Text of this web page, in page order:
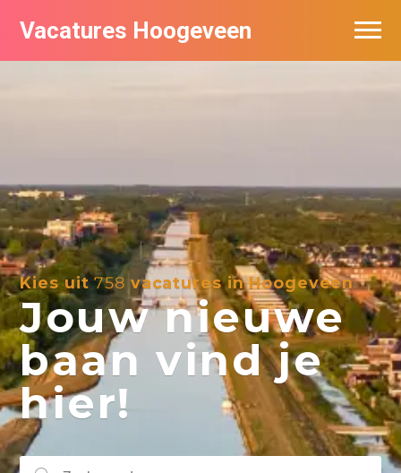
Vacatures Hoogeveen
Kies uit758 vacatures in Hoogeveen
Jouw nieuwe
baan vind je
hier!
Vacatures per bedrijf